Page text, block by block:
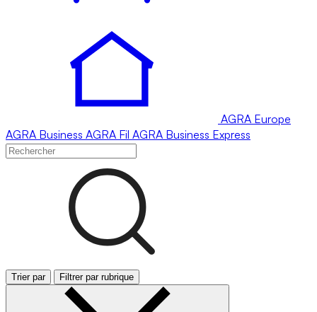
AGRA Europe
AGRA Business AGRA Fil AGRA Business Express
Trier par Filtrer par rubrique